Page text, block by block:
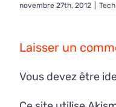
novembre 27th, 2012
Laisser un
Vous devez être